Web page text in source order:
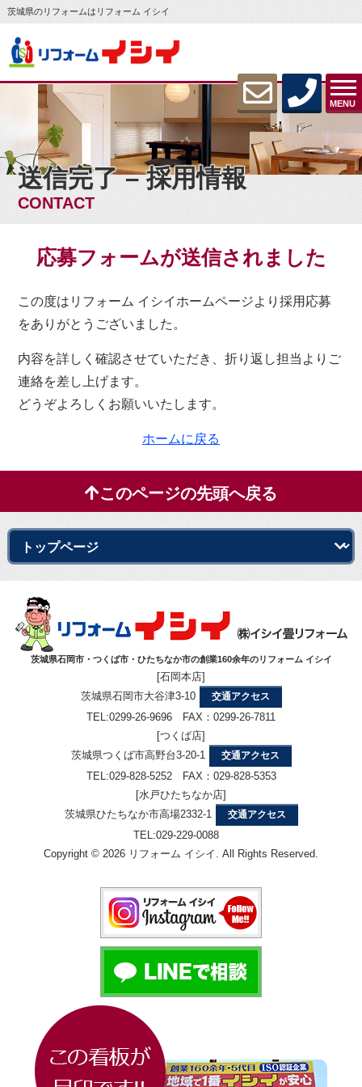
茨城県のリフォームはリフォーム イシイ
MENU
送信完了 – 採用情報
CONTACT
応募フォームが送信されました
この度はリフォーム イシイホームページより採用応募
をありがとうございました。
内容を詳しく確認させていただき、折り返し担当よりご
連絡を差し上げます。
どうぞよろしくお願いいたします。
ホームに戻る
このページの先頭へ戻る
茨城県石岡市・つくば市・ひたちなか市の創業160余年のリフォーム イシイ
[石岡本店]
茨城県石岡市大谷津3-10
交通アクセス
TEL:0299-26-9696 FAX：0299-26-7811
[つくば店]
茨城県つくば市高野台3-20-1
交通アクセス
TEL:029-828-5252 FAX：029-828-5353
[水戸ひたちなか店]
茨城県ひたちなか市高場2332-1
交通アクセス
TEL:029-229-0088
Copyright © 2026 リフォーム イシイ. All Rights Reserved.